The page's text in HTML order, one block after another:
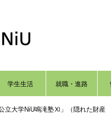
学生生活 就職・進路
立大学NiU鳴滝塾Ⅺ」（隠れた財産